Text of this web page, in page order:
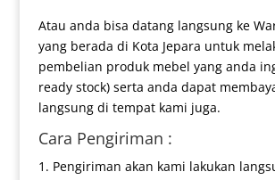
Atau anda bisa datang langsung ke
yang berada di Kota Jepara untuk
pembelian produk mebel yang anda
ready stock) serta anda dapat
langsung di tempat kami juga.
Cara Pengiriman :
Pengiriman akan kami lakukan